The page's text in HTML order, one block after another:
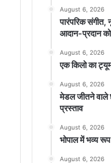
August 6, 2026
पारंपरिक
आदान-प्रदान को
August 6, 2026
एक किलो का
August 6, 2026
मेडल जीतने वाले
प्रस्ताव
August 6, 2026
भोपाल में भव्य
August 6, 2026